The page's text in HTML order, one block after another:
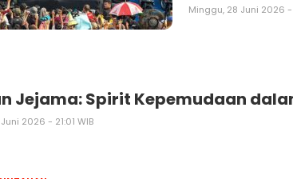
Minggu, 28 Juni 2026 -
Jejama: Spirit Kepemudaan
2026 - 21:01 WIB